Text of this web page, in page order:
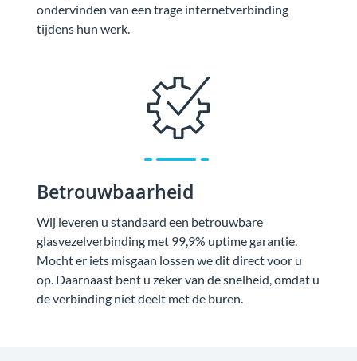
ondervinden van een trage internetverbinding
tijdens hun werk.
Betrouwbaarheid
Wij leveren u standaard een betrouwbare
glasvezelverbinding met 99,9% uptime garantie.
Mocht er iets misgaan lossen we dit direct voor u
op. Daarnaast bent u zeker van de snelheid, omdat u
de verbinding niet deelt met de buren.